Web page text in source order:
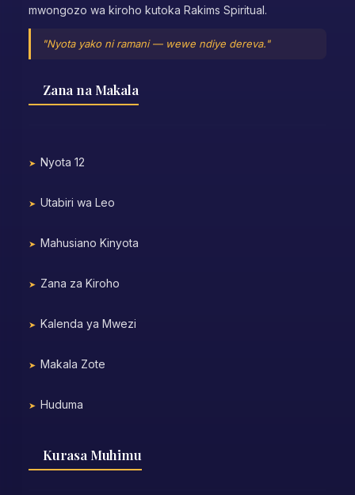
mwongozo wa kiroho kutoka Rakims Spiritual.
"Nyota yako ni ramani — wewe ndiye dereva."
Zana na Makala
Nyota 12
Utabiri wa Leo
Mahusiano Kinyota
Zana za Kiroho
Kalenda ya Mwezi
Makala Zote
Huduma
Kurasa Muhimu